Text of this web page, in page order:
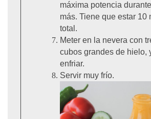
máxima potencia
más. Tiene que estar 10
total.
Meter en la nevera con
cubos grandes de hielo,
enfriar.
Servir muy frío.